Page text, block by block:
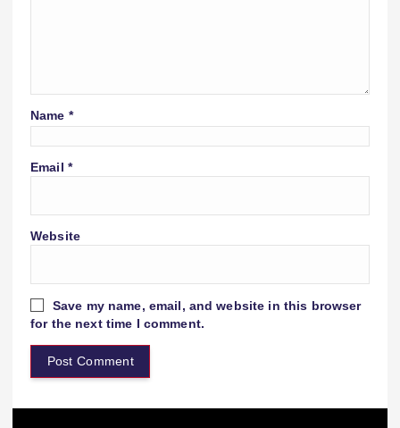
Name *
Email *
Website
Save my name, email, and website in this browser
for the next time I comment.